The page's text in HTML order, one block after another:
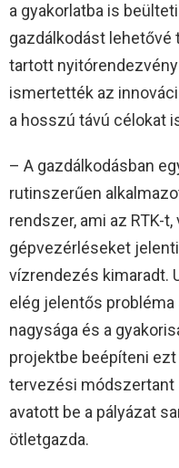
a gyakorlatba is
gazdálkodást lehetővé
tartott
ismertették az
a hosszú távú célokat
– A gazdálkodásban
rutinszerűen
rendszer, ami az RTK-
gépvezérléseket
vízrendezés kimaradt.
elég jelentős
nagysága és a
projektbe beépíteni
tervezési módszertant
avatott be a pályázat
ötletgazda.